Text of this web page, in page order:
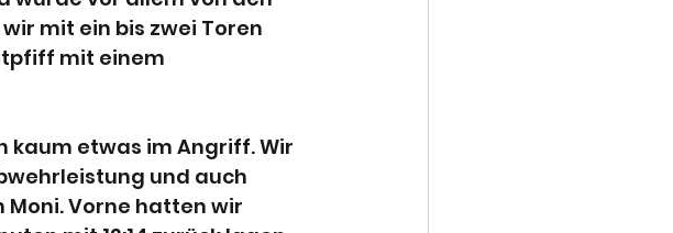
mit ein bis zwei Toren
mit einem
kaum etwas im Angriff. Wir
und auch
Vorne hatten wir